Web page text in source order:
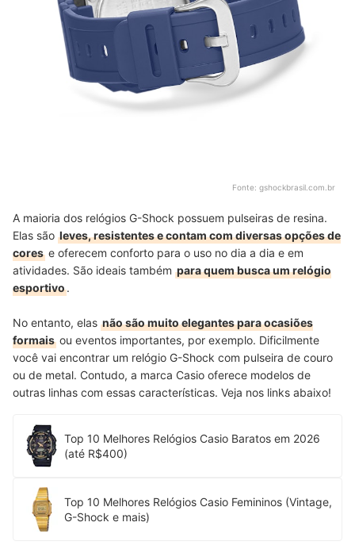
Fonte: gshockbrasil.com.br
A maioria dos relógios G-Shock possuem pulseiras de resina.
Elas são leves, resistentes e contam com diversas opções de
cores e oferecem conforto para o uso no dia a dia e em
atividades. São ideais também para quem busca um relógio
esportivo.
No entanto, elas não são muito elegantes para ocasiões
formais ou eventos importantes, por exemplo. Dificilmente
você vai encontrar um relógio G-Shock com pulseira de couro
ou de metal. Contudo, a marca Casio oferece modelos de
outras linhas com essas características. Veja nos links abaixo!
Top 10 Melhores Relógios Casio Baratos em 2026
(até R$400)
Top 10 Melhores Relógios Casio Femininos (Vintage,
G-Shock e mais)